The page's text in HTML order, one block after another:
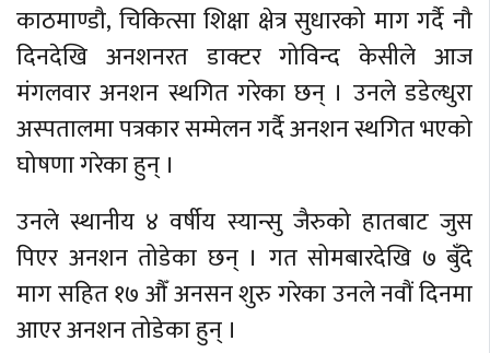
काठमाण्डौ, चिकित्सा शिक्षा क्षेत्र सुधारको माग गर्दै नौ
दिनदेखि अनशनरत डाक्टर गोविन्द केसीले आज
मंगलवार अनशन स्थगित गरेका छन् । उनले डडेल्धुरा
अस्पतालमा पत्रकार सम्मेलन गर्दै अनशन स्थगित भएको
घोषणा गरेका हुन् ।
उनले स्थानीय ४ वर्षीय स्यान्सु जैरुको हातबाट जुस
पिएर अनशन तोडेका छन् । गत सोमबारदेखि ७ बुँदे
माग सहित १७ औँ अनसन शुरु गरेका उनले नवौं दिनमा
आएर अनशन तोडेका हुन् ।